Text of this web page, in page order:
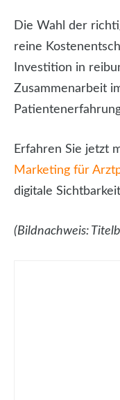
Die Wahl der
reine
Investition in
Zusammenarbeit
Erfahren Sie jetzt
Marketing für
digitale
(Bildnachweis: